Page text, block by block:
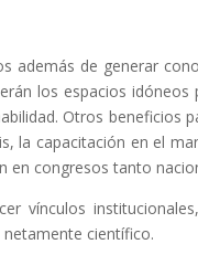
además de generar
los espacios
Otros beneficios
la capacitación en el
en congresos tanto
vínculos
científico.